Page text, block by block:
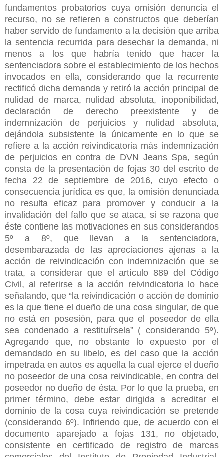
fundamentos probatorios cuya omisión denuncia el
recurso, no se refieren a constructos que deberían
haber servido de fundamento a la decisión que arriba
la sentencia recurrida para desechar la demanda, ni
menos a los que habría tenido que hacer la
sentenciadora sobre el establecimiento de los hechos
invocados en ella, considerando que la recurrente
rectificó dicha demanda y retiró la acción principal de
nulidad de marca, nulidad absoluta, inoponibilidad,
declaración de derecho preexistente y de
indemnización de perjuicios y nulidad absoluta,
dejándola subsistente la únicamente en lo que se
refiere a la acción reivindicatoria más indemnización
de perjuicios en contra de DVN Jeans Spa, según
consta de la presentación de fojas 30 del escrito de
fecha 22 de septiembre de 2016, cuyo efecto o
consecuencia jurídica es que, la omisión denunciada
no resulta eficaz para promover y conducir a la
invalidación del fallo que se ataca, si se razona que
éste contiene las motivaciones en sus considerandos
5º a 8º, que llevan a la sentenciadora,
desembarazada de las apreciaciones ajenas a la
acción de reivindicación con indemnización que se
trata, a considerar que el artículo 889 del Código
Civil, al referirse a la acción reivindicatoria lo hace
señalando, que “la reivindicación o acción de dominio
es la que tiene el dueño de una cosa singular, de que
no está en posesión, para que el poseedor de ella
sea condenado a restituírsela” ( considerando 5º).
Agregando que, no obstante lo expuesto por el
demandado en su libelo, es del caso que la acción
impetrada en autos es aquella la cual ejerce el dueño
no poseedor de una cosa reivindicable, en contra del
poseedor no dueño de ésta. Por lo que la prueba, en
primer término, debe estar dirigida a acreditar el
dominio de la cosa cuya reivindicación se pretende
(considerando 6º). Infiriendo que, de acuerdo con el
documento aparejado a fojas 131, no objetado,
consistente en certificado de registro de marcas